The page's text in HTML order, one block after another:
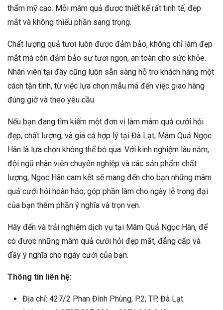
thẩm mỹ cao. Mỗi mâm quả được thiết kế rất tinh tế, đẹp
mắt và không thiếu phần sang trọng.
Chất lượng quả tươi luôn được đảm bảo, không chỉ làm đẹp
mắt mà còn đảm bảo sự tươi ngon, an toàn cho sức khỏe.
Nhân viên tại đây cũng luôn sẵn sàng hỗ trợ khách hàng một
cách tận tình, từ việc lựa chọn mẫu mã đến việc giao hàng
đúng giờ và theo yêu cầu.
Nếu bạn đang tìm kiếm một đơn vị làm mâm quả cưới hỏi
đẹp, chất lượng, và giá cả hợp lý tại Đà Lạt, Mâm Quả Ngọc
Hân là lựa chọn không thể bỏ qua. Với kinh nghiệm lâu năm,
đội ngũ nhân viên chuyên nghiệp và các sản phẩm chất
lượng, Ngọc Hân cam kết sẽ mang đến cho bạn những mâm
quả cưới hỏi hoàn hảo, góp phần làm cho ngày lễ trọng đại
của bạn thêm phần ý nghĩa và trọn vẹn.
Hãy đến và trải nghiệm dịch vụ tại Mâm Quả Ngọc Hân, để
có được những mâm quả cưới hỏi đẹp mắt, đẳng cấp và
đầy ý nghĩa cho ngày cưới của bạn.
Thông tin liên hệ:
Địa chỉ: 427/2 Phan Đình Phùng, P.2, TP. Đà Lạt